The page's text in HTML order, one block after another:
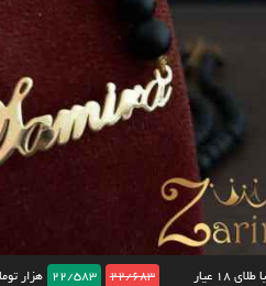
۱۸ عیار 22/683
22/583 هزار